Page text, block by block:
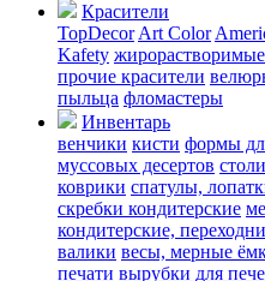
Красители
TopDecor Art Color
Kafety
прочие красители
пыльца фломастеры
Инвентарь
венчики кисти формы
муссовых десертов
коврики cпатулы,
скребки кондитерские
кондитерские,
валики весы, мерные
печати вырубки для